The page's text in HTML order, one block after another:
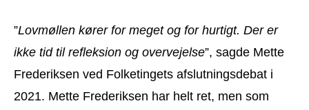
”Lovmøllen kører for meget og for hurtigt. Der er
ikke tid til refleksion og overvejelse”, sagde Mette
Frederiksen ved Folketingets afslutningsdebat i
2021. Mette Frederiksen har helt ret, men som